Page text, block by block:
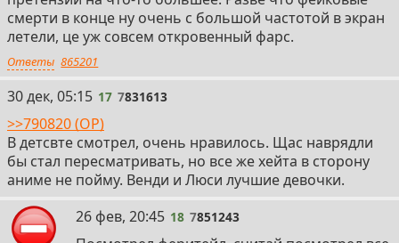
смерти в конце ну очень с большой частотой в экран
летели, це уж совсем откровенный фарс.
Ответы 865201
17
30 дек, 05:15 17 7831613
>>790820 (OP)
В детсвте смотрел, очень нравилось. Щас наврядли
бы стал пересматривать, но все же хейта в сторону
аниме не пойму. Венди и Люси лучшие девочки.
18
26 фев, 20:45 18 7851243